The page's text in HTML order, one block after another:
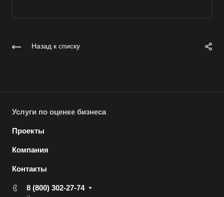
Назад к списку
Услуги по оценке бизнеса
Проекты
Компания
Контакты
8 (800) 302-27-74
Вологда
Воронеж
Воскресенск
Воткинск
Всеволожск